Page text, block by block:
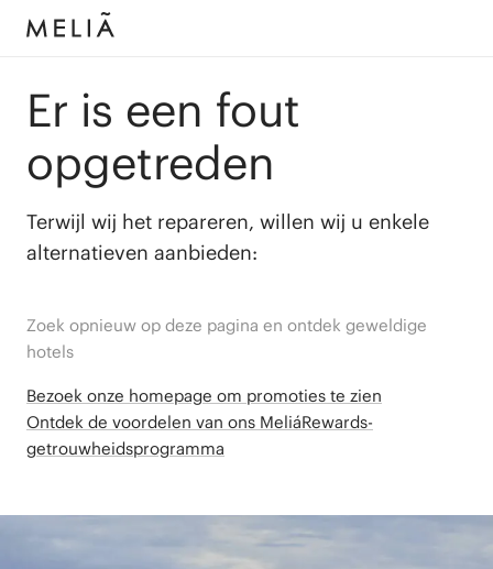
Er is een fout
opgetreden
Terwijl wij het repareren, willen wij u enkele
alternatieven aanbieden:
Zoek opnieuw op deze pagina en ontdek geweldige
hotels
Bezoek onze homepage om promoties te zien
Ontdek de voordelen van ons MeliáRewards-
getrouwheidsprogramma